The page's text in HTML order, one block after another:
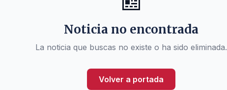
Noticia no encontrada
La noticia que buscas no existe o ha sido eliminada.
Volver a portada